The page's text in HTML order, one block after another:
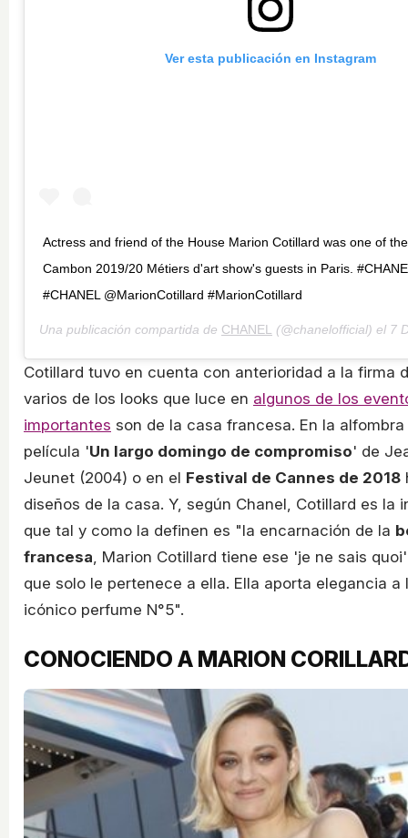
Ver esta publicación en Instagram
Actress and friend of the House Marion Cotillard was one of
Cambon 2019/20 Métiers d'art show's guests in Paris.
#CHANEL @MarionCotillard #MarionCotillard
Una publicación compartida de CHANEL (@chanelofficial) el 7
Cotillard tuvo en cuenta con anterioridad a la firma
varios de los looks que luce en algunos de los
importantes son de la casa francesa. En la
película 'Un largo domingo de compromiso' de
Jeunet (2004) o en el Festival de Cannes de 2018
diseños de la casa. Y, según Chanel, Cotillard es la
que tal y como la definen es "la encarnación de la
francesa, Marion Cotillard tiene ese 'je ne sais
que solo le pertenece a ella. Ella aporta elegancia a
icónico perfume N°5".
CONOCIENDO A MARION